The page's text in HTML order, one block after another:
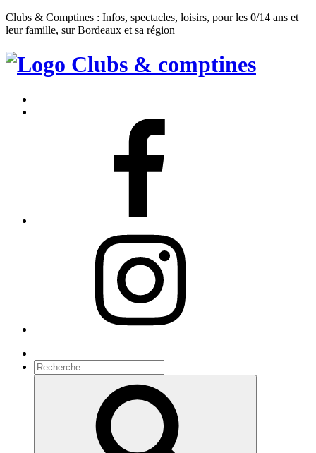
Clubs & Comptines : Infos, spectacles, loisirs, pour les 0/14 ans et
leur famille, sur Bordeaux et sa région
Clubs
Comptines
Recherche
pour